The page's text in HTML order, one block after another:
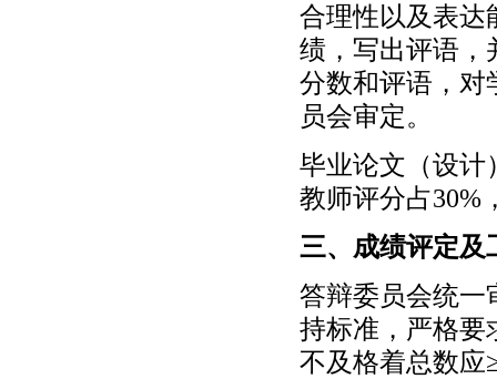
合理性以及表达
绩，写出评语，
分数和评语，对
员会审定。
毕业论文（设计
教师评分占30%
三、成绩评定及
答辩委员会统一
持标准，严格要
不及格着总数应